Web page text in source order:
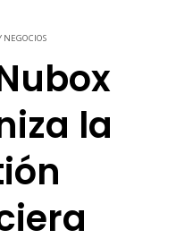
NEGOCIOS
la